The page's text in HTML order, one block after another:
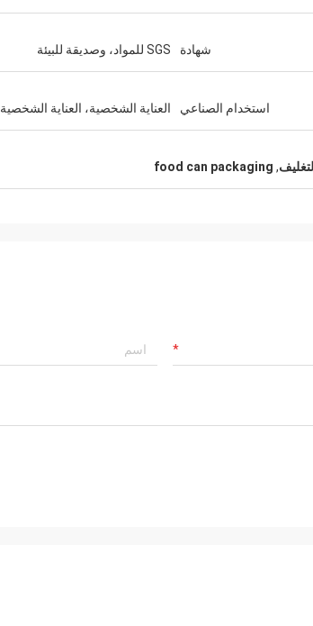
ميشيل
لدينا الآن،
شهادة SGS للمواد، وصديقة للبيئة
استخدام الصناعي العناية الشخصية، العناية الشخصية
,
food can packaging